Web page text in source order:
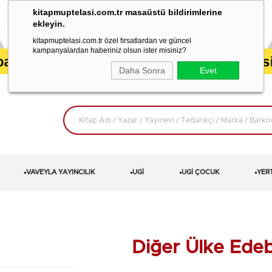
kitapmuptelasi.com.tr masaüstü bildirimlerine
ekleyin.
kitapmuptelasi.com.tr özel fırsatlardan ve güncel
kampanyalardan haberiniz olsun ister misiniz?
Daha Sonra Evet
VAVEYLA YAYINCILIK UGİ UGİ ÇOCUK
Diğer Ülke